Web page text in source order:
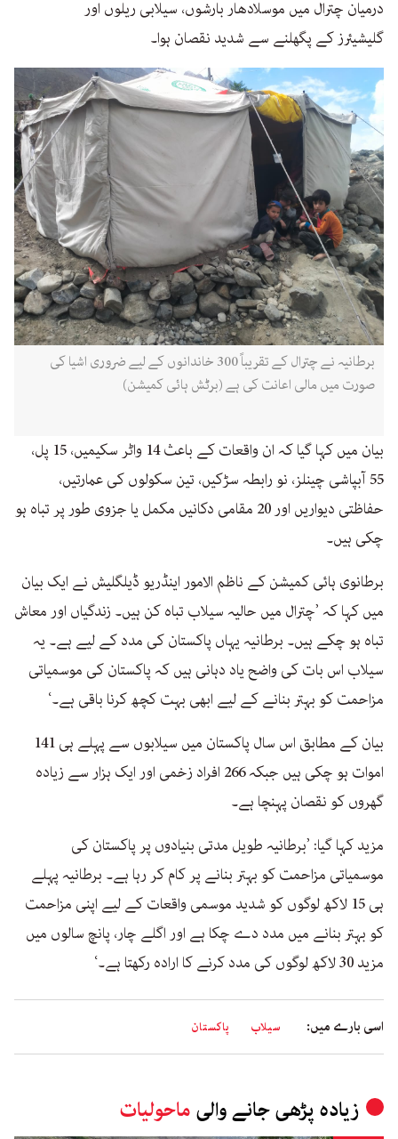
درمیان چترال میں موسلادھار بارشوں، سیلابی ریلوں اور
گلیشیئرز کے پگھلنے سے شدید نقصان ہوا۔
برطانیہ نے چترال کے تقریباً 300 خاندانوں کے لیے ضروری اشیا کی
صورت میں مالی اعانت کی ہے (برٹش ہائی کمیشن)
بیان میں کہا گیا کہ ان واقعات کے باعث 14 واٹر سکیمیں، 15 پل،
55 آبپاشی چینلز، نو رابطہ سڑکیں، تین سکولوں کی عمارتیں،
حفاظتی دیواریں اور 20 مقامی دکانیں مکمل یا جزوی طور پر تباہ ہو
چکی ہیں۔
برطانوی ہائی کمیشن کے ناظم الامور اینڈریو ڈیلگلیش نے ایک بیان
میں کہا کہ ’چترال میں حالیہ سیلاب تباہ کن ہیں۔ زندگیاں اور معاش
تباہ ہو چکے ہیں۔ برطانیہ یہاں پاکستان کی مدد کے لیے ہے۔ یہ
سیلاب اس بات کی واضح یاد دہانی ہیں کہ پاکستان کی موسمیاتی
مزاحمت کو بہتر بنانے کے لیے ابھی بہت کچھ کرنا باقی ہے۔‘
بیان کے مطابق اس سال پاکستان میں سیلابوں سے پہلے ہی 141
اموات ہو چکی ہیں جبکہ 266 افراد زخمی اور ایک ہزار سے زیادہ
گھروں کو نقصان پہنچا ہے۔
مزید کہا گیا: ’برطانیہ طویل مدتی بنیادوں پر پاکستان کی
موسمیاتی مزاحمت کو بہتر بنانے پر کام کر رہا ہے۔ برطانیہ پہلے
ہی 15 لاکھ لوگوں کو شدید موسمی واقعات کے لیے اپنی مزاحمت
کو بہتر بنانے میں مدد دے چکا ہے اور اگلے چار، پانچ سالوں میں
مزید 30 لاکھ لوگوں کی مدد کرنے کا ارادہ رکھتا ہے۔‘
اسی بارے میں: سیلاب پاکستان
زیادہ پڑھی جانے والی ماحولیات